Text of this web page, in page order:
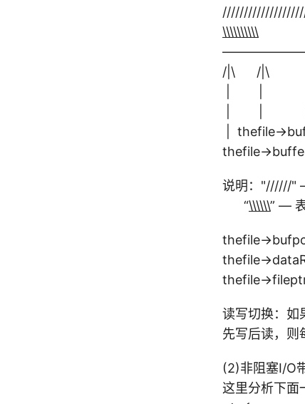
\\\\\\\\\\
/|\ /|\
| |
| thefile-
thefile-
说明："//////"
“\\\\\\” —
thefile-
thefile-
thefile-
读写切换：如
先写后读，则
(2)非阻塞I/O
这里分析下面